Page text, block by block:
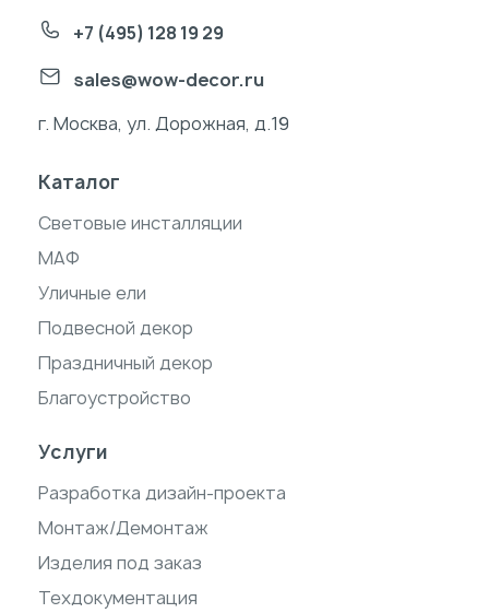
+7 (495) 128 19 29
sales@wow-decor.ru
г. Москва, ул. Дорожная, д.19
Каталог
Световые инсталляции
МАФ
Уличные ели
Подвесной декор
Праздничный декор
Благоустройство
Услуги
Разработка дизайн-проекта
Монтаж/Демонтаж
Изделия под заказ
Техдокументация